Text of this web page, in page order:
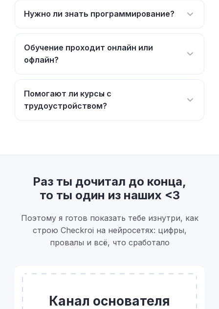
Нужно ли знать программирование?
Обучение проходит онлайн или
офлайн?
Помогают ли курсы с
трудоустройством?
Раз ты дочитал до конца,
то ты один из наших <3
Поэтому я готов показать тебе изнутри, как
строю Checkroi на нейросетях: цифры,
провалы и всё, что сработало
Канал основателя